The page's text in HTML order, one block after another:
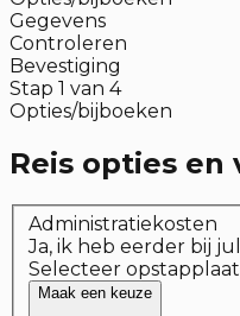
Gegevens
Controleren
Bevestiging
Stap 1 van 4
Opties/bijboeken
Reis opties en
Administratiekosten
Ja, ik heb eerder bij
Selecteer
Maak een keuze